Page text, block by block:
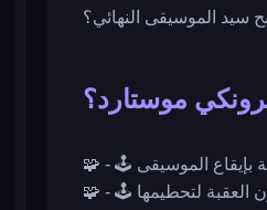
سيد الموسيقى النهائي؟
موستارد؟
🧩 - 🕹️ اضغط على الشاشة بإيقاع الموسيقى.